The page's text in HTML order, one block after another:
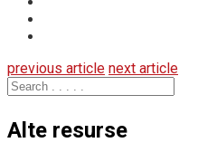
previous article next article
Alte resurse